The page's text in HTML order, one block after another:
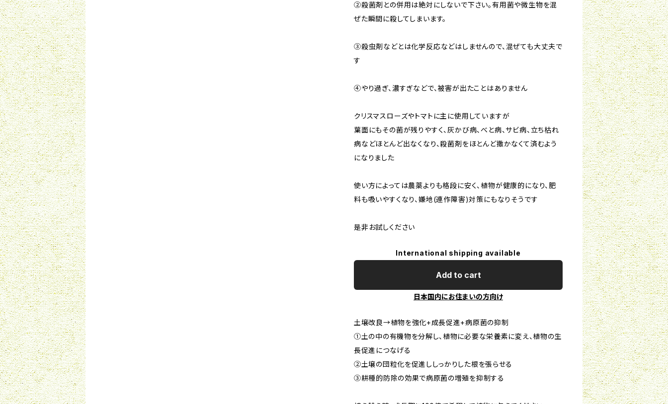
②殺菌剤との併用は絶対にしないで下さい。有用菌や微生物を混
ぜた瞬間に殺してしまいます。
③殺虫剤などとは化学反応などはしませんので、混ぜても大丈夫で
す
④やり過ぎ、濃すぎなどで、被害が出たことはありません
クリスマスローズやトマトに主に使用していますが
葉面にもその菌が残りやすく、灰かび病、べと病、サビ病、立ち枯れ
病などほとんど出なくなり、殺菌剤をほとんど撒かなくて済むよう
になりました
使い方によっては農薬よりも格段に安く、植物が健康的になり、肥
料も吸いやすくなり、嫌地(連作障害)対策にもなりそうです
是非お試しください
International shipping available
Add to cart
日本国内にお住まいの方向け
土壌改良→植物を強化+成長促進+病原菌の抑制
①土の中の有機物を分解し、植物に必要な栄養素に変え、植物の生
長促進につなげる
②土壌の団粒化を促進ししっかりした根を張らせる
③耕種的防除の効果で病原菌の増殖を抑制する